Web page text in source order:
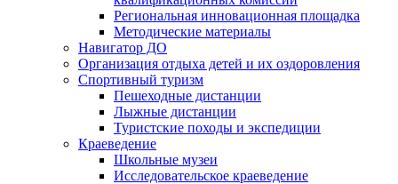
Региональная инновационная площадка
Методические материалы
Навигатор ДО
Организация отдыха детей и их оздоровления
Спортивный туризм
Пешеходные дистанции
Лыжные дистанции
Туристские походы и экспедиции
Краеведение
Школьные музеи
Исследовательское краеведение